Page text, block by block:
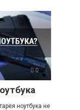
0
ноутбука не